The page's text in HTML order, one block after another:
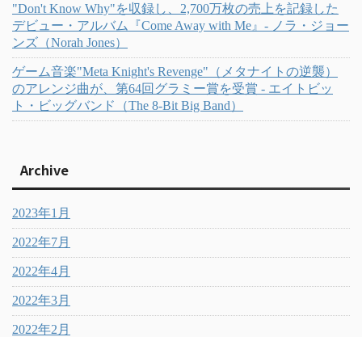
"Don't Know Why"を収録し、2,700万枚の売上を記録した
デビュー・アルバム『Come Away with Me』- ノラ・ジョー
ンズ（Norah Jones）
ゲーム音楽"Meta Knight's Revenge"（メタナイトの逆襲）
のアレンジ曲が、第64回グラミー賞を受賞 - エイトビッ
ト・ビッグバンド（The 8-Bit Big Band）
Archive
2023年1月
2022年7月
2022年4月
2022年3月
2022年2月